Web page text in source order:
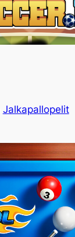
Jalkapallopelit